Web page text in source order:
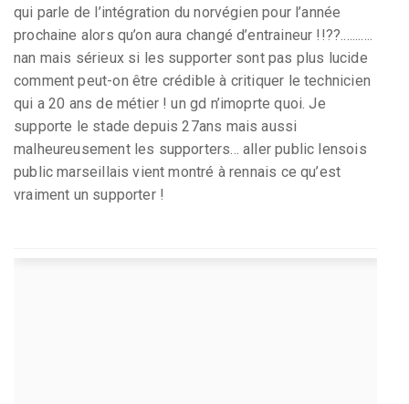
qui parle de l’intégration du norvégien pour l’année
prochaine alors qu’on aura changé d’entraineur !!??...........
nan mais sérieux si les supporter sont pas plus lucide
comment peut-on être crédible à critiquer le technicien
qui a 20 ans de métier ! un gd n’imoprte quoi. Je
supporte le stade depuis 27ans mais aussi
malheureusement les supporters... aller public lensois
public marseillais vient montré à rennais ce qu’est
vraiment un supporter !